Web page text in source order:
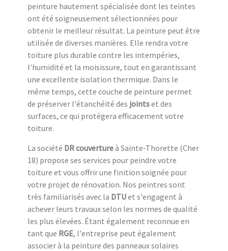
peinture hautement spécialisée dont les teintes
ont été soigneusement sélectionnées pour
obtenir le meilleur résultat. La peinture peut être
utilisée de diverses manières. Elle rendra votre
toiture plus durable contre les intempéries,
l'humidité et la moisissure, tout en garantissant
une excellente isolation thermique. Dans le
même temps, cette couche de peinture permet
de préserver l'étanchéité des jointset des
surfaces, ce qui protégera efficacement votre
toiture.
La société DR couvertureà Sainte-Thorette (Cher
18) propose ses services pour peindre votre
toiture et vous offrir une finition soignée pour
votre projet de rénovation. Nos peintres sont
très familiarisés avec la DTUet s'engagent à
achever leurs travaux selon les normes de qualité
les plus élevées. Étant également reconnue en
tant que RGE, l'entreprise peut également
associer à la peinture des panneaux solaires